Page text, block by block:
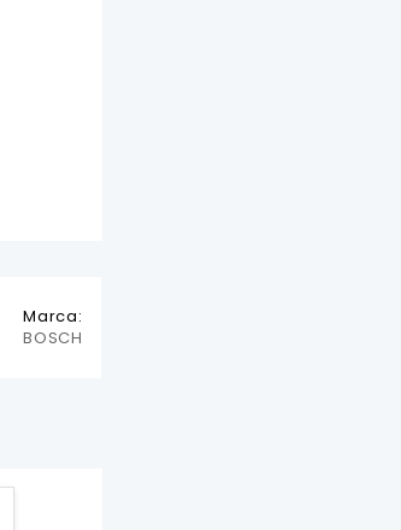
Marca:
BOSCH